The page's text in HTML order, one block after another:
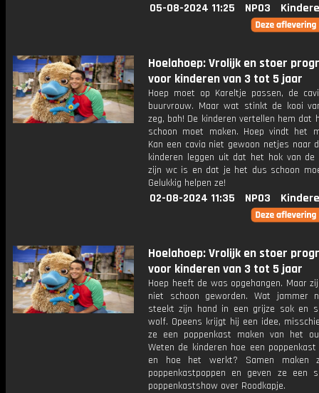
05-08-2024 11:25 NPO3
Hoelahoep: Vrolijk en stoer
voor kinderen van 3 tot 5 jaar
Hoep moet op Kareltje passen, de
buurvrouw. Maar wat stinkt de kooi
zeg, bah! De kinderen vertellen hem dat
schoon moet maken. Hoep vindt het
Kan een cavia niet gewoon netjes naar
kinderen leggen uit dat het hok van de
zijn wc is en dat je het dus schoon
Gelukkig helpen ze!
02-08-2024 11:35 NPO3
Hoelahoep: Vrolijk en stoer
voor kinderen van 3 tot 5 jaar
Hoep heeft de was opgehangen. Maar
niet schoon geworden. Wat jammer
steekt zijn hand in een grijze sok en
wolf. Opeens krijgt hij een idee,
ze een poppenkast maken van het
Weten de kinderen hoe een
en hoe het werkt? Samen maken
poppenkastpoppen en geven ze een
poppenkastshow over Roodkapje.